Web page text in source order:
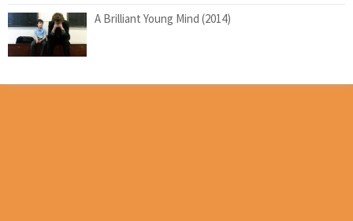
A Brilliant Young Mind (2014)